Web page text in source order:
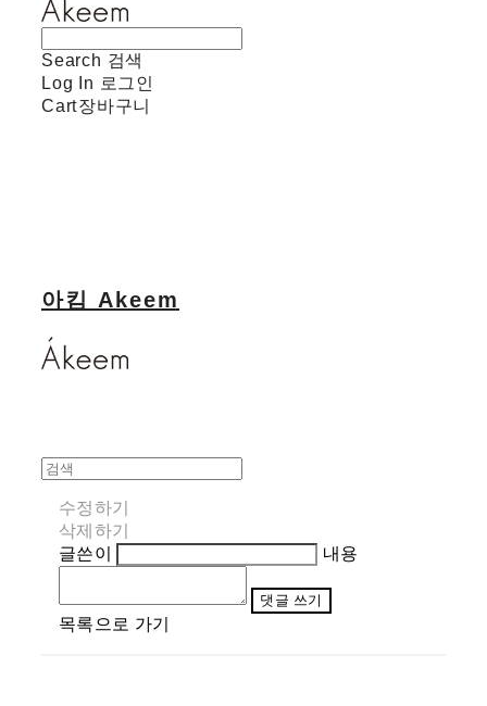
Search 검색
Log In 로그인
Cart장바구니
아킴 Akeem
수정하기
삭제하기
글쓴이
내용
댓글 쓰기
목록으로 가기